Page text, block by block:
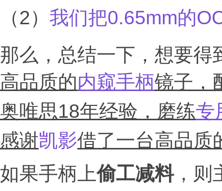
（2） 我们把0.65mm的
那么，总结一下，想要
高品质的内窥手柄镜子，
奥唯思18年经验，磨练专
感谢凯影借了一台高品质
如果手柄上偷工减料，则